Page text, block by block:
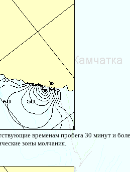
временам пробега 30 минут и
зоны молчания.